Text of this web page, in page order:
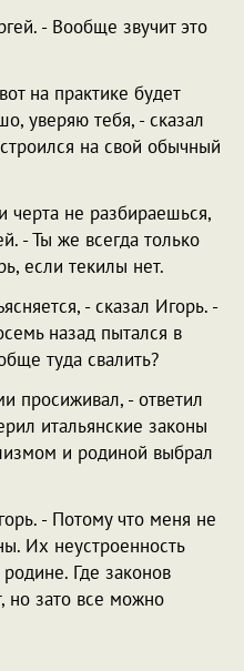
- Вообще звучит это
на практике будет
уверяю тебя, - сказал
на свой обычный
черта не разбираешься,
- Ты же всегда только
если текилы нет.
- сказал Игорь. -
назад пытался в
туда свалить?
просиживал, - ответил
итальянские законы
и родиной выбрал
- Потому что меня не
Их неустроенность
Где законов
но зато все можно